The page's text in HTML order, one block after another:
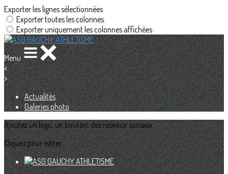
Exporter les lignes sélectionnées
Exporter toutes les colonnes
Exporter uniquement les colonnes affichées
Menu
<
>
Actualités
Galeries photo
Ajoutez un logo, un bouton, des réseaux sociaux
Cliquez pour éditer